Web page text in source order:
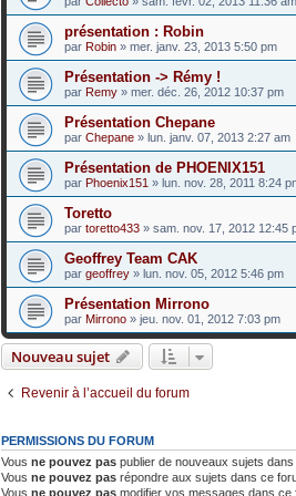
présentation : Robin
par Robin » mer. janv. 23, 2013 5:50 pm
Présentation -> Rémy !
par Remy » mer. déc. 26, 2012 10:37 pm
Présentation Chepane
par Chepane » lun. janv. 07, 2013 2:27 am
Présentation de PHOENIX151
par Phoenix151 » lun. nov. 28, 2011 8:24
Toretto
par toretto433 » sam. nov. 17, 2012 12:45
Geoffrey Team CAK
par geoffrey » lun. nov. 05, 2012 5:46 pm
Présentation Mirrono
par Mirrono » jeu. nov. 01, 2012 7:03 pm
Nouveau sujet
Revenir à l’accueil du forum
PERMISSIONS DU FORUM
Vous ne pouvez pas publier de nouveaux sujets
Vous ne pouvez pas répondre aux sujets dans ce
Vous ne pouvez pas modifier vos messages dans ce